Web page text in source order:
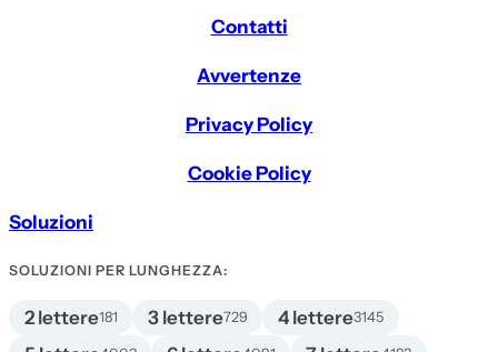
Contatti
Avvertenze
Privacy Policy
Cookie Policy
Soluzioni
SOLUZIONI PER LUNGHEZZA:
2 lettere181 3 lettere729 4 lettere3145